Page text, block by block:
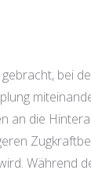
bei
an die
Während